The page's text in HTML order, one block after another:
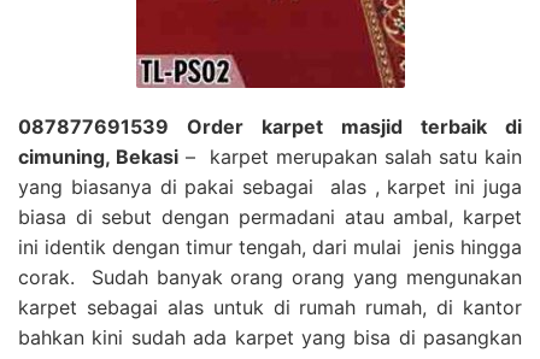
087877691539 Order karpet masjid terbaik di
cimuning, Bekasi – karpet merupakan salah satu kain
yang biasanya di pakai sebagai alas , karpet ini juga
biasa di sebut dengan permadani atau ambal, karpet
ini identik dengan timur tengah, dari mulai jenis hingga
corak. Sudah banyak orang orang yang mengunakan
karpet sebagai alas untuk di rumah rumah, di kantor
bahkan kini sudah ada karpet yang bisa di pasangkan